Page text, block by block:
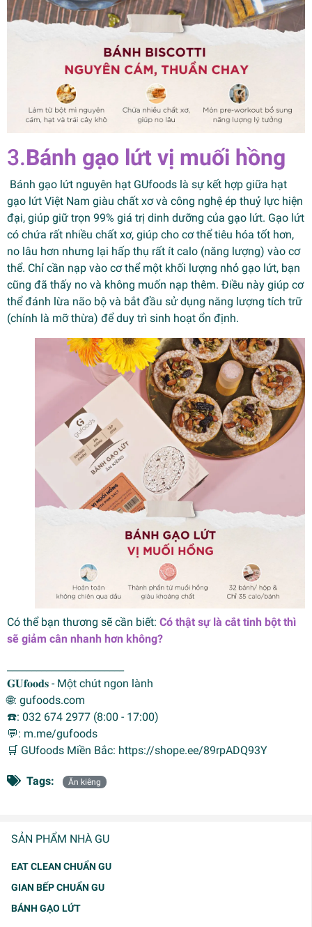
SẢN PHẨM NHÀ GU
EAT CLEAN CHUẨN GU
GIAN BẾP CHUẨN GU
BÁNH GẠO LỨT
3.Bánh gạo lứt vị muối hồng
Bánh gạo lứt nguyên hạt GUfoods là sự kết hợp giữa hạt
gạo lứt Việt Nam giàu chất xơ và công nghệ ép thuỷ lực hiện
đại, giúp giữ trọn 99% giá trị dinh dưỡng của gạo lứt. Gạo lứt
có chứa rất nhiều chất xơ, giúp cho cơ thể tiêu hóa tốt hơn,
no lâu hơn nhưng lại hấp thụ rất ít calo (năng lượng) vào cơ
thể. Chỉ cần nạp vào cơ thể một khối lượng nhỏ gạo lứt, bạn
cũng đã thấy no và không muốn nạp thêm. Điều này giúp cơ
thể đánh lừa não bộ và bắt đầu sử dụng năng lượng tích trữ
(chính là mỡ thừa) để duy trì sinh hoạt ổn định.
Có thể bạn thương sẽ cần biết: Có thật sự là cắt tinh bột thì
sẽ giảm cân nhanh hơn không?
𝐆𝐔𝐟𝐨𝐨𝐝𝐬 - Một chút ngon lành
🌐: gufoods.com
☎️: 032 674 2977 (8:00 - 17:00)
💬: m.me/gufoods
🛒 GUfoods Miền Bắc: https://shope.ee/89rpADQ93Y
Tags: Ăn kiêng